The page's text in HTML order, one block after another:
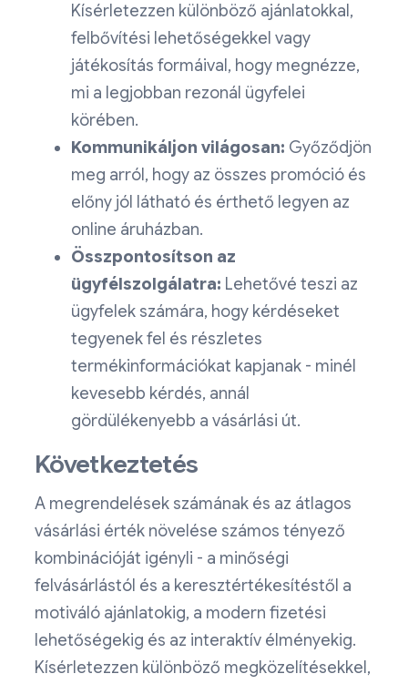
Kísérletezzen különböző ajánlatokkal,
felbővítési lehetőségekkel vagy
játékosítás formáival, hogy megnézze,
mi a legjobban rezonál ügyfelei
körében.
Kommunikáljon világosan: Győződjön
meg arról, hogy az összes promóció és
előny jól látható és érthető legyen az
online áruházban.
Összpontosítson az
ügyfélszolgálatra: Lehetővé teszi az
ügyfelek számára, hogy kérdéseket
tegyenek fel és részletes
termékinformációkat kapjanak - minél
kevesebb kérdés, annál
gördülékenyebb a vásárlási út.
Következtetés
A megrendelések számának és az átlagos
vásárlási érték növelése számos tényező
kombinációját igényli - a minőségi
felvásárlástól és a keresztértékesítéstől a
motiváló ajánlatokig, a modern fizetési
lehetőségekig és az interaktív élményekig.
Kísérletezzen különböző megközelítésekkel,